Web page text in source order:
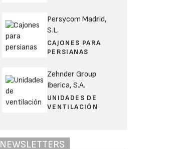
Persycom Madrid,
S.L.
CAJONES PARA
PERSIANAS
Zehnder Group
Iberica, S.A.
UNIDADES DE
VENTILACIÓN
NEWSLETTERS